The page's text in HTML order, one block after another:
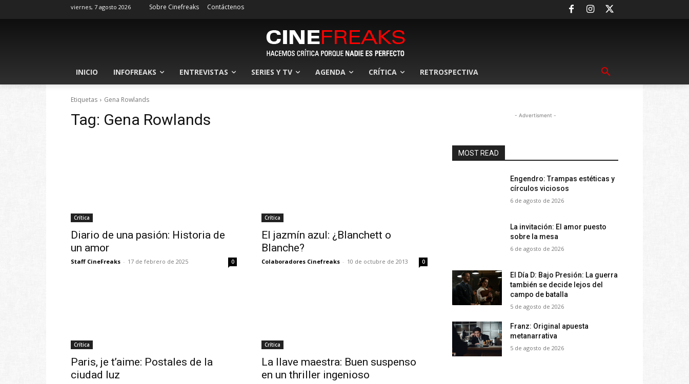
viernes, 7 agosto 2026 Sobre Cinefreaks Contáctenos
INICIO INFOFREAKS ENTREVISTAS SERIES Y TV AGENDA CRÍTICA RETROSPECTIVA
Etiquetas Gena Rowlands
Tag: Gena Rowlands
Crítica
Diario de una pasión: Historia de
un amor
Staff CineFreaks - 17 de febrero de 2025 0
Crítica
El jazmín azul: ¿Blanchett o
Blanche?
Colaboradores Cinefreaks - 10 de octubre de 2013 0
Crítica
Paris, je t’aime: Postales de la
ciudad luz
Crítica
La llave maestra: Buen suspenso
en un thriller ingenioso
- Advertisment -
MOST READ
Engendro: Trampas estéticas y
círculos viciosos
6 de agosto de 2026
La invitación: El amor puesto
sobre la mesa
6 de agosto de 2026
El Día D: Bajo Presión: La guerra
también se decide lejos del
campo de batalla
5 de agosto de 2026
Franz: Original apuesta
metanarrativa
5 de agosto de 2026